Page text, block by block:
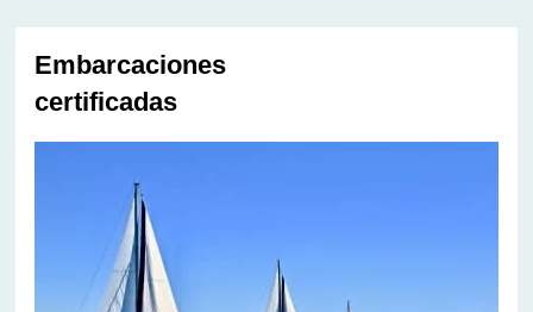
Embarcaciones
certificadas